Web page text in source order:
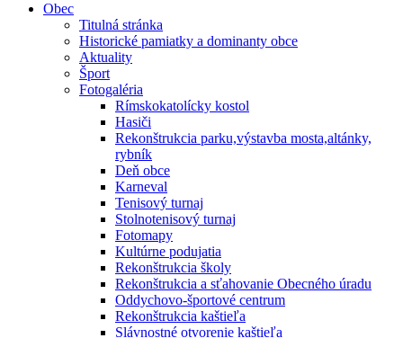
Obec
Titulná stránka
Historické pamiatky a dominanty obce
Aktuality
Šport
Fotogaléria
Rímskokatolícky kostol
Hasiči
Rekonštrukcia parku,výstavba mosta,altánky,
rybník
Deň obce
Karneval
Tenisový turnaj
Stolnotenisový turnaj
Fotomapy
Kultúrne podujatia
Rekonštrukcia školy
Rekonštrukcia a sťahovanie Obecného úradu
Oddychovo-športové centrum
Rekonštrukcia kaštieľa
Slávnostné otvorenie kaštieľa